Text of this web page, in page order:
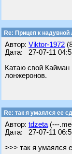
Re: Прицеп к надувной
Автор: Viktor-1972
Дата: 27-07-11
Катаю свой
лонжеронов.
Re: так я умаялся ее
Автор: tdzeta (---
Дата: 27-07-11
>>> так я умаялся